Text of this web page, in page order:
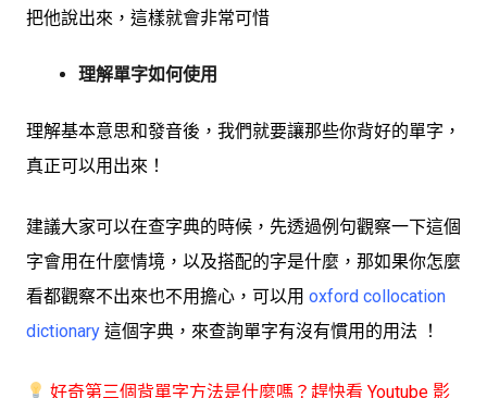
把他說出來，這樣就會非常可惜
理解單字如何使用
理解基本意思和發音後，我們就要讓那些你背好的單字，
真正可以用出來！
建議大家可以在查字典的時候，先透過例句觀察一下這個
字會用在什麼情境，以及搭配的字是什麼，那如果你怎麼
看都觀察不出來也不用擔心，可以用 oxford collocation
dictionary 這個字典，來查詢單字有沒有慣用的用法 ！
好奇第三個背單字方法是什麼嗎？趕快看 Youtube 影